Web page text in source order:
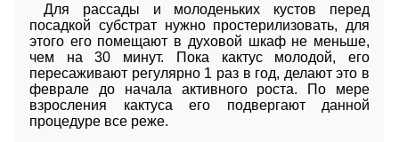
Для рассады и молоденьких кустов перед
посадкой субстрат нужно простерилизовать, для
этого его помещают в духовой шкаф не меньше,
чем на 30 минут. Пока кактус молодой, его
пересаживают регулярно 1 раз в год, делают это в
феврале до начала активного роста. По мере
взросления кактуса его подвергают данной
процедуре все реже.